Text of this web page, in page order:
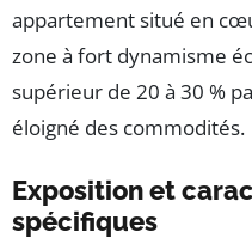
appartement situé en
zone à fort dynamisme
supérieur de 20 à 30 %
éloigné des commodités.
Exposition et
spécifiques